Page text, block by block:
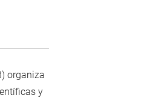
organiza
y